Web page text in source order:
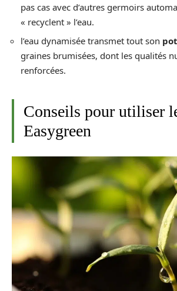
pas cas avec d’autres germoirs
« recyclent » l’eau.
l’eau dynamisée transmet tout son
graines brumisées, dont les qualités
renforcées.
Conseils pour utiliser
Easygreen